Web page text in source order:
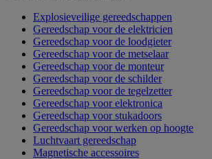
Explosieveilige gereedschappen
Gereedschap voor de elektricien
Gereedschap voor de loodgieter
Gereedschap voor de metselaar
Gereedschap voor de monteur
Gereedschap voor de schilder
Gereedschap voor de tegelzetter
Gereedschap voor elektronica
Gereedschap voor stukadoors
Gereedschap voor werken op hoogte
Luchtvaart gereedschap
Magnetische accessoires